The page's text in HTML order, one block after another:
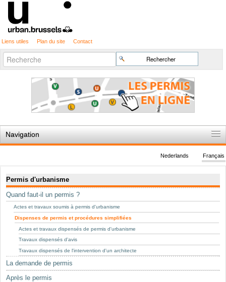
Liens utiles Plan du site Contact
Chercher par
Recherche
avancée…
Navigation
Règles du jeu
Permis d'urbanisme
Cartographie
Etudes et publications
Mots-clés
Renseignements urbanistiques
Français
Nederlands
Permis d'urbanisme
Quand faut-il un permis ?
Actes et travaux soumis à permis d'urbanisme
Dispenses de permis et procédures simplifiées
Actes et travaux dispensés de permis d'urbanisme
Travaux dispensés d'avis
Travaux dispensés de l'intervention d'un architecte
La demande de permis
Après le permis